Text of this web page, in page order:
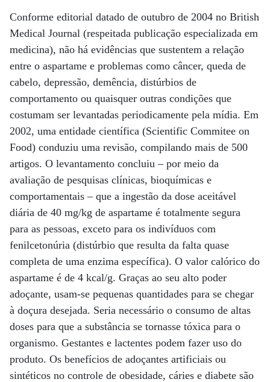
Conforme editorial datado de outubro de 2004 no British
Medical Journal (respeitada publicação especializada em
medicina), não há evidências que sustentem a relação
entre o aspartame e problemas como câncer, queda de
cabelo, depressão, demência, distúrbios de
comportamento ou quaisquer outras condições que
costumam ser levantadas periodicamente pela mídia. Em
2002, uma entidade científica (Scientific Commitee on
Food) conduziu uma revisão, compilando mais de 500
artigos. O levantamento concluiu – por meio da
avaliação de pesquisas clínicas, bioquímicas e
comportamentais – que a ingestão da dose aceitável
diária de 40 mg/kg de aspartame é totalmente segura
para as pessoas, exceto para os indivíduos com
fenilcetonúria (distúrbio que resulta da falta quase
completa de uma enzima específica). O valor calórico do
aspartame é de 4 kcal/g. Graças ao seu alto poder
adoçante, usam-se pequenas quantidades para se chegar
à doçura desejada. Seria necessário o consumo de altas
doses para que a substância se tornasse tóxica para o
organismo. Gestantes e lactentes podem fazer uso do
produto. Os benefícios de adoçantes artificiais ou
sintéticos no controle de obesidade, cáries e diabete são